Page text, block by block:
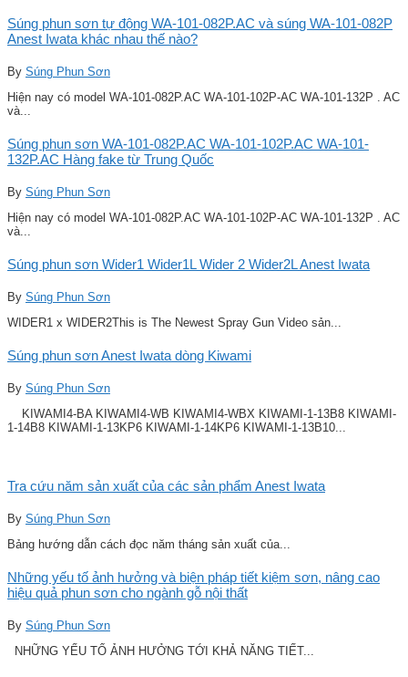
Súng phun sơn tự động WA-101-082P.AC và súng WA-101-082P
Anest Iwata khác nhau thế nào?
By Súng Phun Sơn
Hiện nay có model WA-101-082P.AC WA-101-102P-AC WA-101-132P . AC
và...
Súng phun sơn WA-101-082P.AC WA-101-102P.AC WA-101-
132P.AC Hàng fake từ Trung Quốc
By Súng Phun Sơn
Hiện nay có model WA-101-082P.AC WA-101-102P-AC WA-101-132P . AC
và...
Súng phun sơn Wider1 Wider1L Wider 2 Wider2L Anest Iwata
By Súng Phun Sơn
WIDER1 x WIDER2This is The Newest Spray Gun Video sản...
Súng phun sơn Anest Iwata dòng Kiwami
By Súng Phun Sơn
KIWAMI4-BA KIWAMI4-WB KIWAMI4-WBX KIWAMI-1-13B8 KIWAMI-
1-14B8 KIWAMI-1-13KP6 KIWAMI-1-14KP6 KIWAMI-1-13B10...
Tra cứu năm sản xuất của các sản phẩm Anest Iwata
By Súng Phun Sơn
Bảng hướng dẫn cách đọc năm tháng sản xuất của...
Những yếu tố ảnh hưởng và biện pháp tiết kiệm sơn, nâng cao
hiệu quả phun sơn cho ngành gỗ nội thất
By Súng Phun Sơn
NHỮNG YẾU TỐ ẢNH HƯỞNG TỚI KHẢ NĂNG TIẾT...